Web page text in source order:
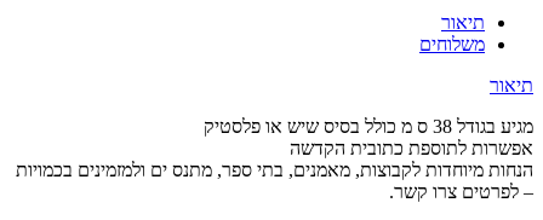
תיאור
משלוחים
תיאור
מגיע בגודל 38 ס מ כולל בסיס שיש או פלסטיק
אפשרות לתוספת כתובית הקדשה
הנחות מיוחדות לקבוצות, מאמנים, בתי ספר, מתנס ים ולמזמינים בכמויות
– לפרטים צרו קשר.